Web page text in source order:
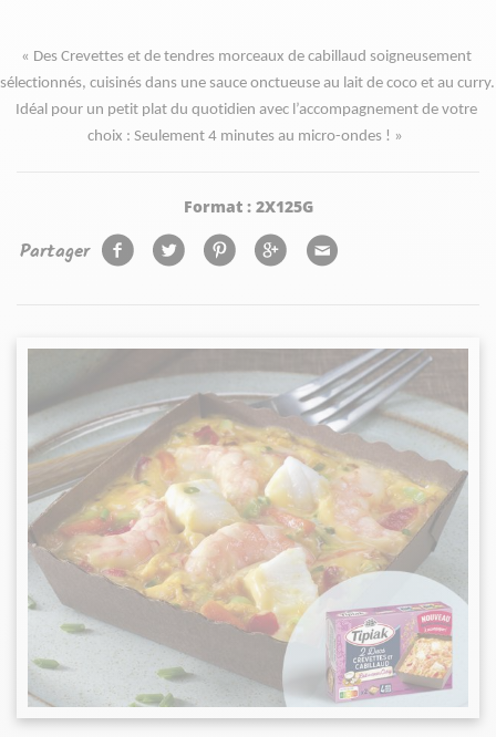
« Des Crevettes et de tendres morceaux de cabillaud soigneusement
sélectionnés, cuisinés dans une sauce onctueuse au lait de coco et au curry.
Idéal pour un petit plat du quotidien avec l’accompagnement de votre
choix : Seulement 4 minutes au micro-ondes ! »
Format : 2X125G
Partager